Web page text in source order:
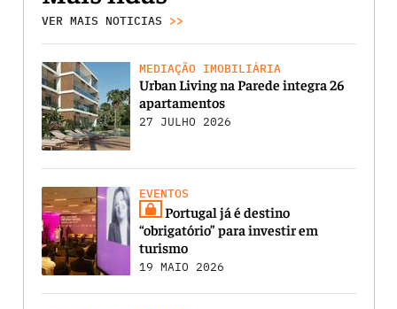
VER MAIS NOTICIAS >>
MEDIAÇÃO IMOBILIÁRIA
Urban Living na Parede integra 26
apartamentos
27 JULHO 2026
EVENTOS
Portugal já é destino
“obrigatório” para investir em
turismo
19 MAIO 2026